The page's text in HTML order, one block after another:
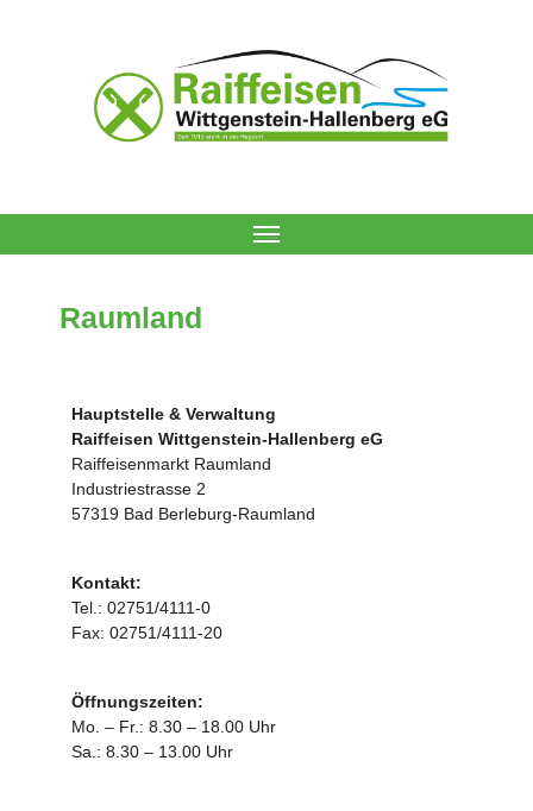
Navigation ein-/ausblenden
Raumland
Hauptstelle & Verwaltung
Raiffeisen Wittgenstein-Hallenberg eG
Raiffeisenmarkt Raumland
Industriestrasse 2
57319 Bad Berleburg-Raumland
Kontakt:
Tel.: 02751/4111-0
Fax: 02751/4111-20
Öffnungszeiten:
Mo. – Fr.: 8.30 – 18.00 Uhr
Sa.: 8.30 – 13.00 Uhr